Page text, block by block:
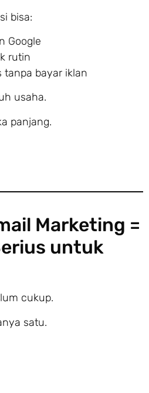
bisa:
Google
rutin
tanpa bayar iklan
usaha.
panjang.
Marketing =
untuk
cukup.
satu.